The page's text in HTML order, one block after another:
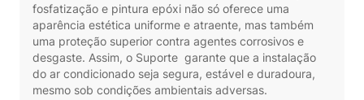
fosfatização e pintura epóxi não só oferece uma
aparência estética uniforme e atraente, mas também
uma proteção superior contra agentes corrosivos e
desgaste. Assim, o Suporte garante que a instalação
do ar condicionado seja segura, estável e duradoura,
mesmo sob condições ambientais adversas.